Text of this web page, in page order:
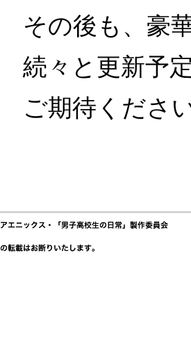
その後も、豪
続々と更新予
ご期待くださ